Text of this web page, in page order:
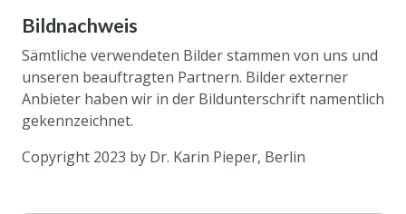
Bildnachweis
Sämtliche verwendeten Bilder stammen von uns und
unseren beauftragten Partnern. Bilder externer
Anbieter haben wir in der Bildunterschrift namentlich
gekennzeichnet.
Copyright 2023 by Dr. Karin Pieper, Berlin